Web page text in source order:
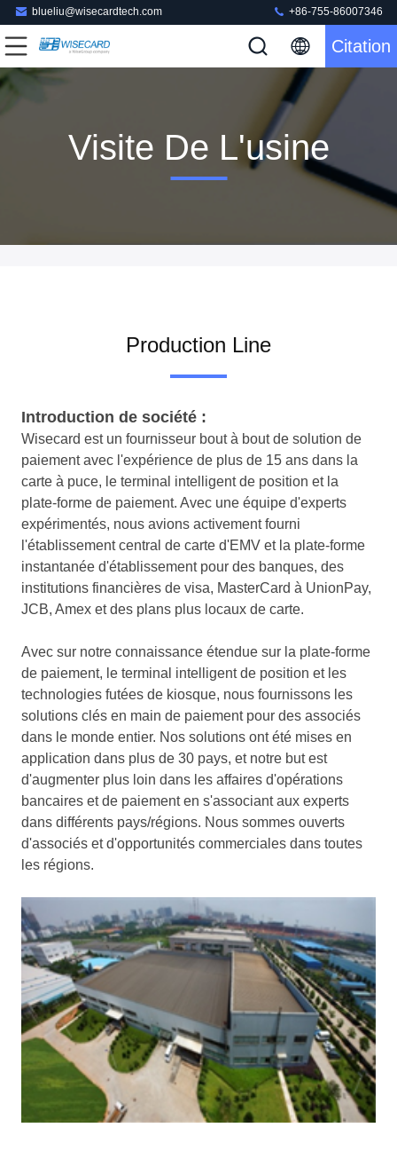
blueliu@wisecardtech.com +86-755-86007346
Citation
Visite De L'usine
Production Line
Introduction de société :
Wisecard est un fournisseur bout à bout de solution de
paiement avec l'expérience de plus de 15 ans dans la
carte à puce, le terminal intelligent de position et la
plate-forme de paiement. Avec une équipe d'experts
expérimentés, nous avions activement fourni
l'établissement central de carte d'EMV et la plate-forme
instantanée d'établissement pour des banques, des
institutions financières de visa, MasterCard à UnionPay,
JCB, Amex et des plans plus locaux de carte.
Avec sur notre connaissance étendue sur la plate-forme
de paiement, le terminal intelligent de position et les
technologies futées de kiosque, nous fournissons les
solutions clés en main de paiement pour des associés
dans le monde entier. Nos solutions ont été mises en
application dans plus de 30 pays, et notre but est
d'augmenter plus loin dans les affaires d'opérations
bancaires et de paiement en s'associant aux experts
dans différents pays/régions. Nous sommes ouverts
d'associés et d'opportunités commerciales dans toutes
les régions.